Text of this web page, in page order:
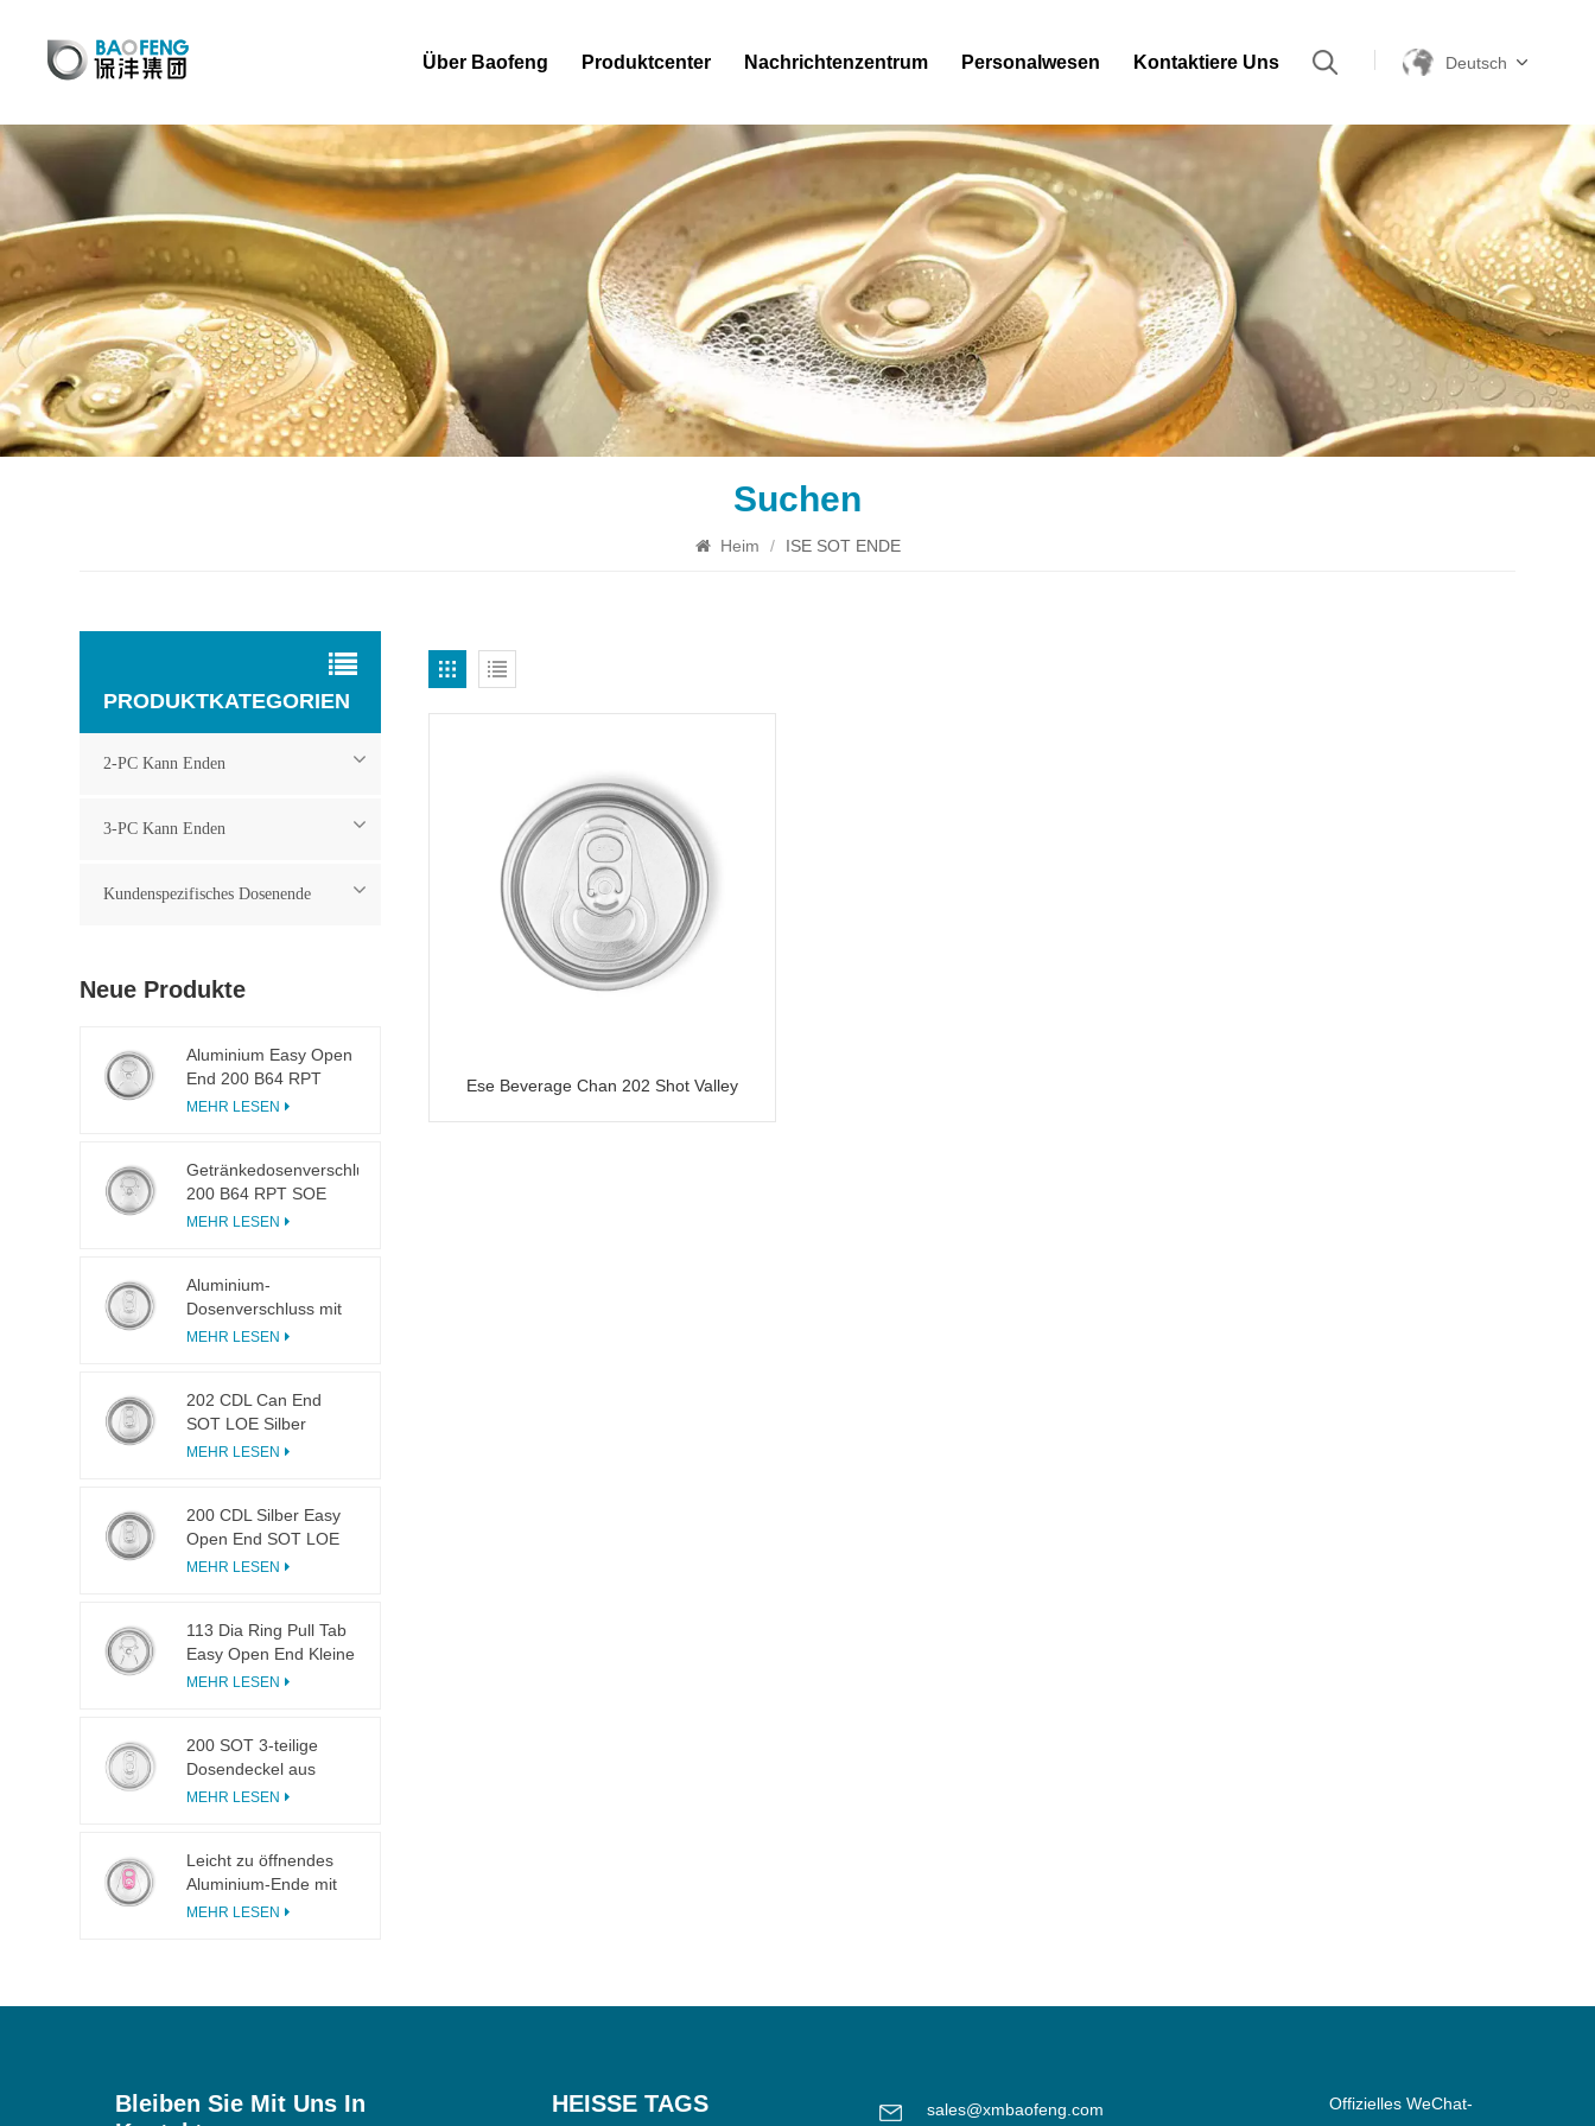
Über Baofeng Produktcenter Nachrichtenzentrum Personalwesen Kontaktiere Uns Deutsch
Suchen
Heim / ISE SOT ENDE
Ese Beverage Chan 202 Shot Valley
PRODUKTKATEGORIEN
2-PC Kann Enden
3-PC Kann Enden
Kundenspezifisches Dosenende
Neue Produkte
Aluminium Easy Open
End 200 B64 RPT
LOE
MEHR LESEN
Getränkedosenverschluss
200 B64 RPT SOE
Silberner Easy-Open-
MEHR LESEN
Aluminium-
Dosenverschluss mit
Easy Open 200 B64
MEHR LESEN
202 CDL Can End
SOT LOE Silber
Leichtgewicht EOE
MEHR LESEN
200 CDL Silber Easy
Open End SOT LOE
Epoxy
MEHR LESEN
113 Dia Ring Pull Tab
Easy Open End Kleine
Öffnung für Fruchtsaft
MEHR LESEN
200 SOT 3-teilige
Dosendeckel aus
Aluminium zum
Getränken
MEHR LESEN
Leicht zu öffnendes
Aluminium-Ende mit
eingeschnittener
MEHR LESEN
Bleiben Sie Mit Uns In
HEISSE TAGS sales@xmbaofeng.com
Offizielles WeChat-